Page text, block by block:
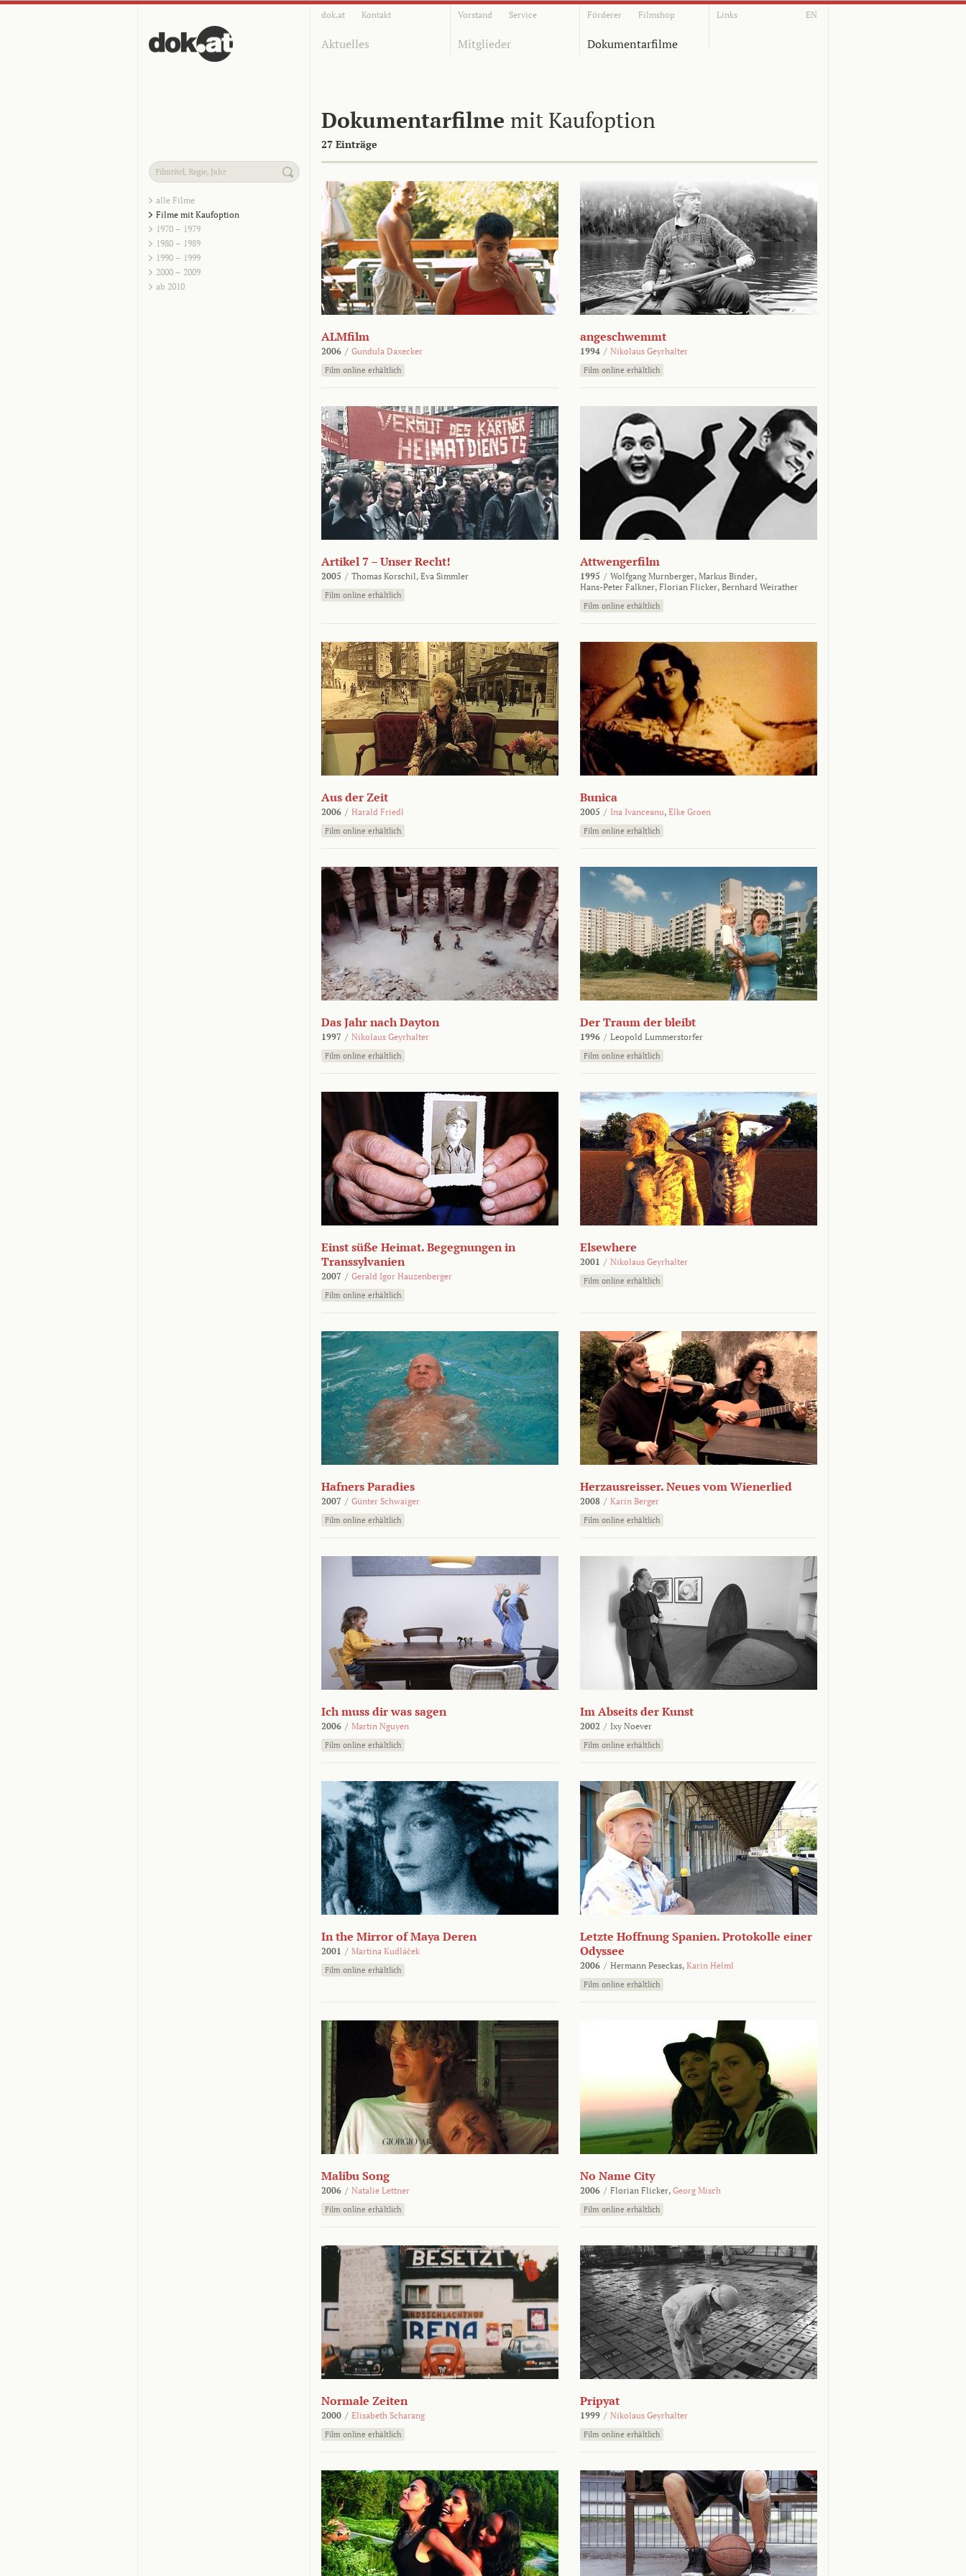
dok.at Kontakt Vorstand Service Förderer Filmshop Links EN
Aktuelles Mitglieder Dokumentarfilme
Dokumentarfilme mit Kaufoption
27 Einträge
alle Filme
Filme mit Kaufoption
1970 – 1979
1980 – 1989
1990 – 1999
2000 – 2009
ab 2010
ALMfilm
2006 / Gundula Daxecker
Film online erhältlich
angeschwemmt
1994 / Nikolaus Geyrhalter
Film online erhältlich
Artikel 7 – Unser Recht!
2005 / Thomas Korschil, Eva Simmler
Film online erhältlich
Attwengerfilm
1995 / Wolfgang Murnberger, Markus Binder,
Hans-Peter Falkner, Florian Flicker, Bernhard Weirather
Film online erhältlich
Aus der Zeit
2006 / Harald Friedl
Film online erhältlich
Bunica
2005 / Ina Ivanceanu, Elke Groen
Film online erhältlich
Das Jahr nach Dayton
1997 / Nikolaus Geyrhalter
Film online erhältlich
Der Traum der bleibt
1996 / Leopold Lummerstorfer
Film online erhältlich
Einst süße Heimat. Begegnungen in
Transsylvanien
2007 / Gerald Igor Hauzenberger
Film online erhältlich
Elsewhere
2001 / Nikolaus Geyrhalter
Film online erhältlich
Hafners Paradies
2007 / Günter Schwaiger
Film online erhältlich
Herzausreisser. Neues vom Wienerlied
2008 / Karin Berger
Film online erhältlich
Ich muss dir was sagen
2006 / Martin Nguyen
Film online erhältlich
Im Abseits der Kunst
2002 / Ixy Noever
Film online erhältlich
In the Mirror of Maya Deren
2001 / Martina Kudláček
Film online erhältlich
Letzte Hoffnung Spanien. Protokolle einer
Odyssee
2006 / Hermann Peseckas, Karin Helml
Film online erhältlich
Malibu Song
2006 / Natalie Lettner
Film online erhältlich
No Name City
2006 / Florian Flicker, Georg Misch
Film online erhältlich
Normale Zeiten
2000 / Elisabeth Scharang
Film online erhältlich
Pripyat
1999 / Nikolaus Geyrhalter
Film online erhältlich